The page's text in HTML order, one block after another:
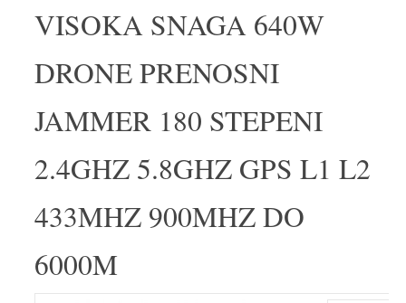
VISOKA SNAGA 640W
DRONE PRENOSNI
JAMMER 180 STEPENI
2.4GHZ 5.8GHZ GPS L1 L2
433MHZ 900MHZ DO
6000M